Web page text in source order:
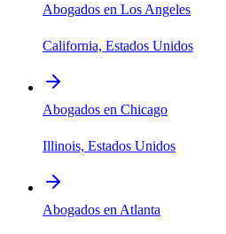
Abogados en Los Angeles
California, Estados Unidos
Abogados en Chicago
Illinois, Estados Unidos
Abogados en Atlanta